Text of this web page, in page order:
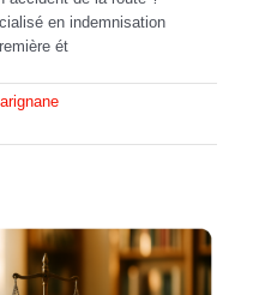
en indemnisation
ét